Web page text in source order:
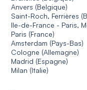
Anvers (Belgique)
Saint-Roch, Ferrières
Ile-de-France - Paris,
Paris (France)
Amsterdam (Pays-Bas)
Cologne (Allemagne)
Madrid (Espagne)
Milan (Italie)